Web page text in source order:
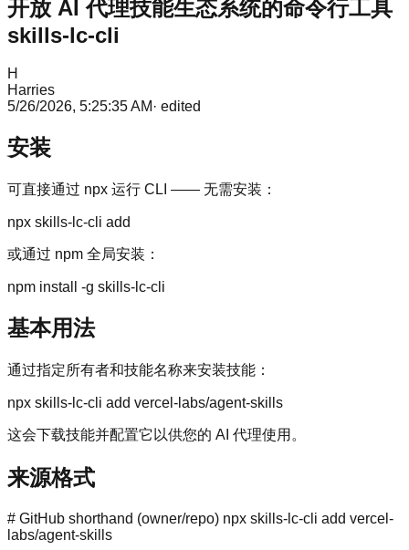
开放 AI 代理技能生态系统的命令行工具
skills-lc-cli
H
Harries
5/26/2026, 5:25:35 AM · edited
安装
可直接通过 npx 运行 CLI —— 无需安装：
npx skills-lc-cli add
或通过 npm 全局安装：
npm install -g skills-lc-cli
基本用法
通过指定所有者和技能名称来安装技能：
npx skills-lc-cli add vercel-labs/agent-skills
这会下载技能并配置它以供您的 AI 代理使用。
来源格式
# GitHub shorthand (owner/repo) npx skills-lc-cli add vercel-
labs/agent-skills